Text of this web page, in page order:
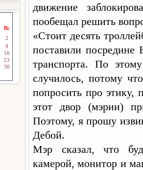
Вс
2
9
16
23
30
движение
пообещал решить
«Стоит десять
поставили посредине
транспорта. По
случилось, потому
попросить про этику,
этот двор (мэрии)
Поэтому, я прошу
Дебой.
Мэр сказал, что
камерой, монитор и